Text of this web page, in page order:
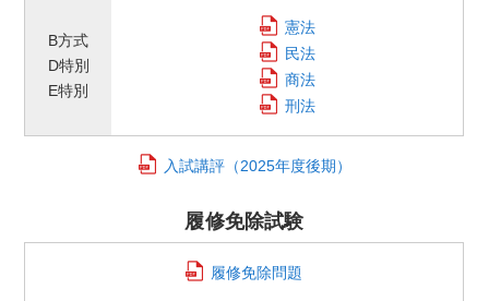
B方式
D特別
E特別
憲法
民法
商法
刑法
入試講評（2025年度後期）
履修免除試験
履修免除問題